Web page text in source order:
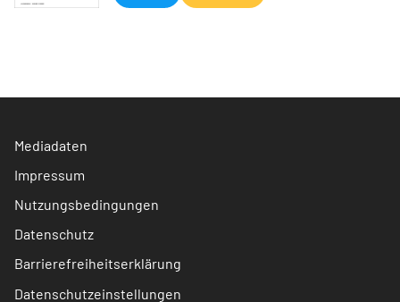
Mediadaten
Impressum
Nutzungsbedingungen
Datenschutz
Barrierefreiheitserklärung
Datenschutzeinstellungen